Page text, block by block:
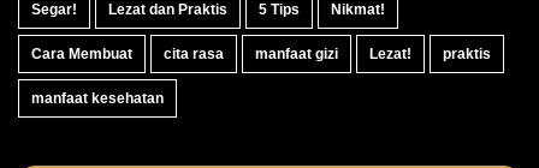
Segar! Lezat dan Praktis 5 Tips Nikmat!
Cara Membuat cita rasa manfaat gizi Lezat! praktis
manfaat kesehatan